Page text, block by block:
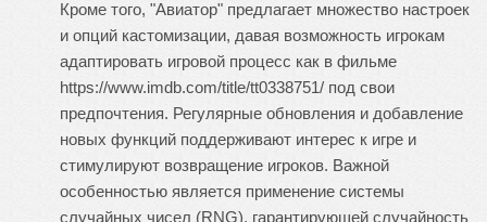
Кроме того, "Авиатор" предлагает множество настроек
и опций кастомизации, давая возможность игрокам
адаптировать игровой процесс как в фильме
https://www.imdb.com/title/tt0338751/ под свои
предпочтения. Регулярные обновления и добавление
новых функций поддерживают интерес к игре и
стимулируют возвращение игроков. Важной
особенностью является применение системы
случайных чисел (RNG), гарантирующей случайность